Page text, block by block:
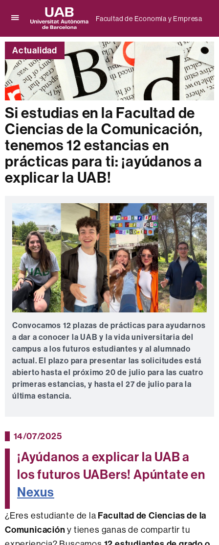
aquí
para
desplegar
el
menú
de
Facultad
de
Economía
y
Empresa
Universitat
Autònoma
de
Barcelona
Facultad de Economía y Empresa
Actualidad
Si estudias en la Facultad de
Ciencias de la Comunicación,
tenemos 12 estancias en
prácticas para ti: ¡ayúdanos a
explicar la UAB!
Convocamos 12 plazas de prácticas para ayudarnos
a dar a conocer la UAB y la vida universitaria del
campus a los futuros estudiantes y al alumnado
actual. El plazo para presentar las solicitudes está
abierto hasta el próximo 20 de julio para las cuatro
primeras estancias, y hasta el 27 de julio para la
última estancia.
14/07/2025
¡Ayúdanos a explicar la UAB a
los futuros UABers! Apúntate en
Nexus
¿Eres estudiante de la Facultad de Ciencias de la
Comunicación y tienes ganas de compartir tu